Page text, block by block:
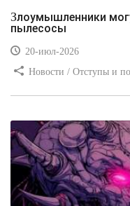
Злоумышленники могут взламывать роботы-
пылесосы
20-июл-2026
Новости / Отступы и